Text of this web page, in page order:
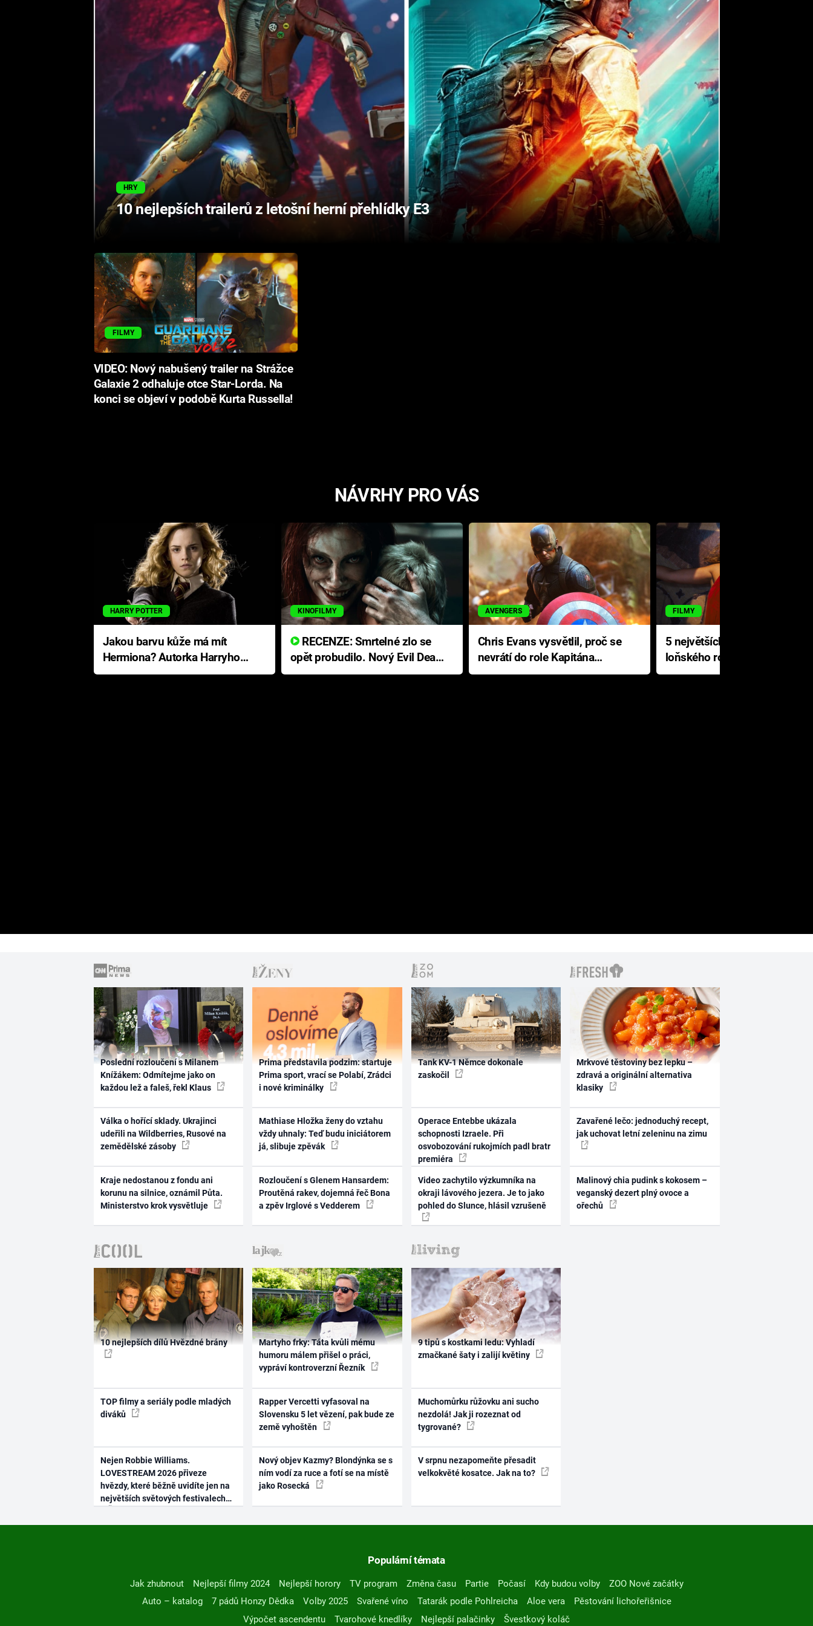
HRY
10 nejlepších trailerů z letošní herní přehlídky E3
FILMY
VIDEO: Nový nabušený trailer na Strážce
Galaxie 2 odhaluje otce Star-Lorda. Na
konci se objeví v podobě Kurta Russella!
NÁVRHY PRO VÁS
HARRY POTTER
Jakou barvu kůže má mít
Hermiona? Autorka Harryho
Pottera přišla s ráznou
KINOFILMY
RECENZE: Smrtelné zlo se
opět probudilo. Nový Evil Dead
přichází s neodolatelnou
AVENGERS
Chris Evans vysvětlil, proč se
nevrátí do role Kapitána
Ameriky
FILMY
5 největších propadáků
loňského roku: Disney na
jediné katastrofě prodělal 200
Poslední rozloučení s Milanem
Knížákem: Odmítejme jako on
každou lež a faleš, řekl Klaus
Válka o hořící sklady. Ukrajinci
udeřili na Wildberries, Rusové na
zemědělské zásoby
Kraje nedostanou z fondu ani
korunu na silnice, oznámil Půta.
Ministerstvo krok vysvětluje
Prima představila podzim: startuje
Prima sport, vrací se Polabí, Zrádci
i nové kriminálky
Mathiase Hložka ženy do vztahu
vždy uhnaly: Teď budu iniciátorem
já, slibuje zpěvák
Rozloučení s Glenem Hansardem:
Proutěná rakev, dojemná řeč Bona
a zpěv Irglové s Vedderem
Tank KV-1 Němce dokonale
zaskočil
Operace Entebbe ukázala
schopnosti Izraele. Při
osvobozování rukojmích padl bratr
premiéra
Video zachytilo výzkumníka na
okraji lávového jezera. Je to jako
pohled do Slunce, hlásil vzrušeně
Mrkvové těstoviny bez lepku –
zdravá a originální alternativa
klasiky
Zavařené lečo: jednoduchý recept,
jak uchovat letní zeleninu na zimu
Malinový chia pudink s kokosem –
veganský dezert plný ovoce a
ořechů
10 nejlepších dílů Hvězdné brány
TOP filmy a seriály podle mladých
diváků
Nejen Robbie Williams.
LOVESTREAM 2026 přiveze
hvězdy, které běžně uvidíte jen na
největších světových festivalech
Martyho frky: Táta kvůli mému
humoru málem přišel o práci,
vypráví kontroverzní Řezník
Rapper Vercetti vyfasoval na
Slovensku 5 let vězení, pak bude ze
země vyhoštěn
Nový objev Kazmy? Blondýnka se s
ním vodí za ruce a fotí se na místě
jako Rosecká
9 tipů s kostkami ledu: Vyhladí
zmačkané šaty i zalijí květiny
Muchomůrku růžovku ani sucho
nezdolá! Jak ji rozeznat od
tygrované?
V srpnu nezapomeňte přesadit
velkokvěté kosatce. Jak na to?
Populární témata
Jak zhubnout Nejlepší filmy 2024 Nejlepší horory TV program Změna času Partie Počasí Kdy budou volby
ZOO Nové začátky
Auto – katalog
7 pádů Honzy Dědka Volby 2025 Svařené víno Tatarák podle Pohlreicha Aloe vera
Pěstování lichořeřišnice
Výpočet ascendentu
Tvarohové knedlíky Nejlepší palačinky Švestkový koláč